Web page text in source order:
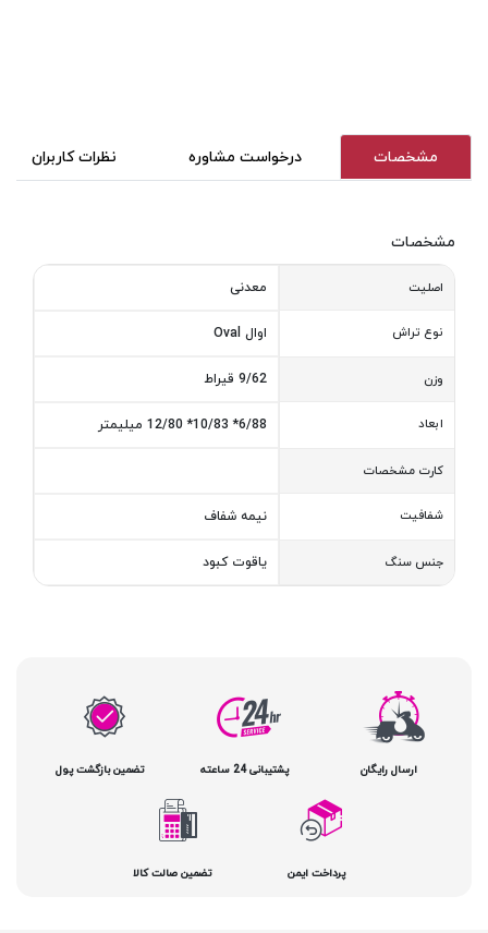
مشخصات درخواست مشاوره نظرات کاربران
مشخصات
اصلیت معدنی
نوع تراش اوال Oval
وزن 9/62 قیراط
ابعاد 6/88* 10/83* 12/80 میلیمتر
کارت مشخصات
شفافیت نیمه شفاف
جنس سنگ یاقوت کبود
ارسال رایگان پشتیبانی 24 ساعته تضمین بازگشت پول
پرداخت ایمن تضمین صالت کالا